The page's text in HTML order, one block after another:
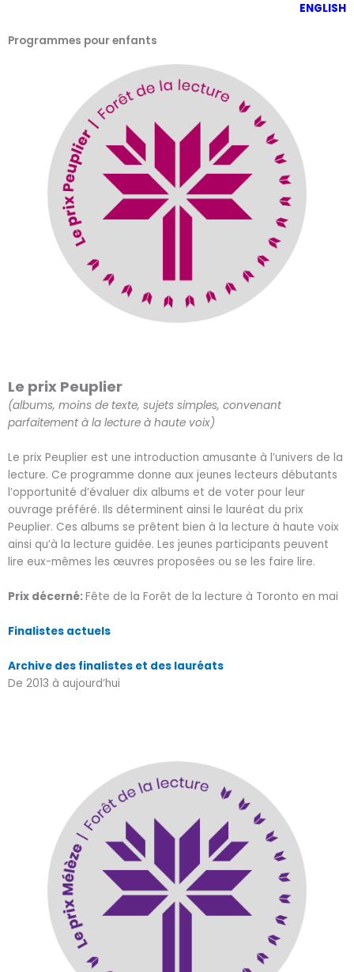
ENGLISH
Programmes pour enfants
Le prix Peuplier
(albums, moins de texte, sujets simples, convenant
parfaitement à la lecture à haute voix)
Le prix Peuplier est une introduction amusante à l’univers de la
lecture. Ce programme donne aux jeunes lecteurs débutants
l’opportunité d’évaluer dix albums et de voter pour leur
ouvrage préféré. Ils déterminent ainsi le lauréat du prix
Peuplier. Ces albums se prêtent bien à la lecture à haute voix
ainsi qu’à la lecture guidée. Les jeunes participants peuvent
lire eux-mêmes les œuvres proposées ou se les faire lire.
Prix décerné:Fête de la Forêt de la lecture à Toronto en mai
Finalistes actuels
Archive des finalistes et des lauréats
De 2013 à aujourd’hui